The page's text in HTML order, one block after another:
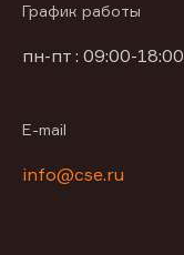
График работы
пн-пт : 09:00-18:00
E-mail
info@cse.ru